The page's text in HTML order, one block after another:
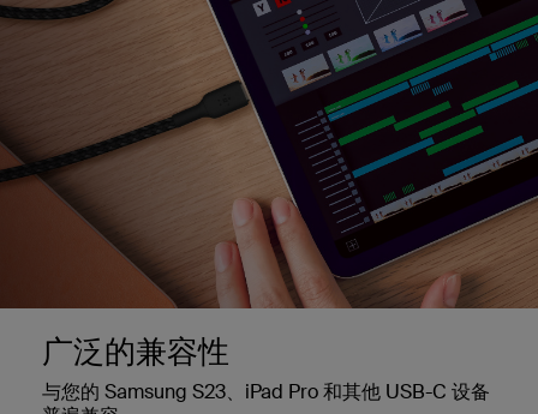
广泛的兼容性
与您的 Samsung S23、iPad Pro 和其他 USB-C 设备